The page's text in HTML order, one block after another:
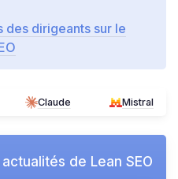
des dirigeants sur le
Claude Mistral
de Lean SEO